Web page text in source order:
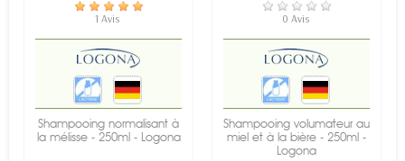
EN STOCK
1 Avis
Shampooing normalisant à
la mélisse - 250ml - Logona
EN STOCK
0 Avis
Shampooing volumateur au
miel et à la bière - 250ml -
Logona